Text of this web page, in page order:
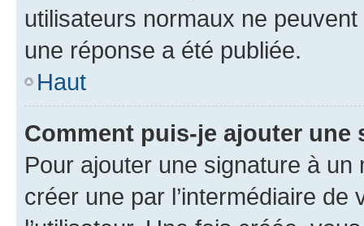
utilisateurs normaux ne
une réponse a été publiée.
Haut
Comment puis-je ajouter une
Pour ajouter une signature à un
créer une par l’intermédiaire